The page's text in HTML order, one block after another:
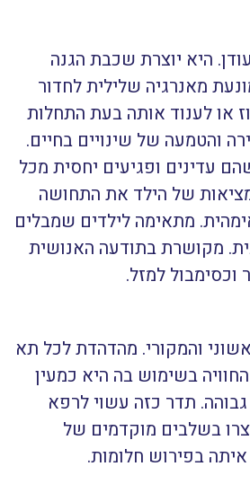
היא יוצרת שכבת הגנה
מאנרגיה שלילית לחדור
או לענוד אותה בעת התחלות
והטמעה של שינויים בחיים.
עדינים ופגיעים יחסית מכל
של הילד את התחושה
מתאימה לילדים שמבלים
מקושרת בתודעה האנושית
למזל.
והמקורי. מהדהדת לכל תא
בשימוש בה היא כמעין
תדר כזה עשוי לרפא
בשלבים מוקדמים של
איתה בפירוש חלומות.